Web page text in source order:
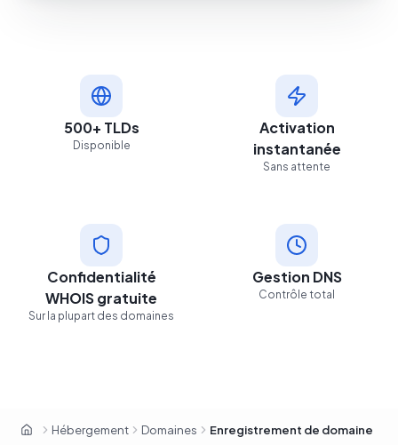
500+ TLDs
Disponible
Activation
instantanée
Sans attente
Confidentialité
WHOIS gratuite
Sur la plupart des domaines
Gestion DNS
Contrôle total
OxaHost Tunisie
Hébergement Domaines Enregistrement de domaine